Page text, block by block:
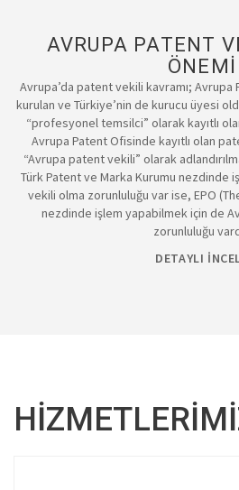
AVRUPA PATENT
ÖNEMİ
Avrupa’da patent vekili kavramı;
kurulan ve Türkiye’nin de kurucu üyesi
“profesyonel temsilci” olarak kayıtlı
Avrupa Patent Ofisinde kayıtlı olan
“Avrupa patent vekili” olarak
Türk Patent ve Marka Kurumu nezdinde
vekili olma zorunluluğu var ise, EPO
nezdinde işlem yapabilmek için de
zorunluluğu
DETAYLI